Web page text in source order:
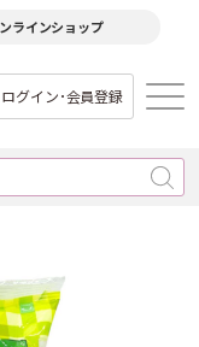
ラインショップ
ログイン･会員登録